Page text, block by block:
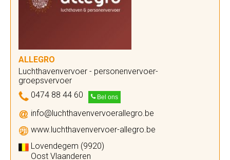
ALLEGRO
Luchthavenvervoer - personenvervoer-
groepsvervoer
0474 88 44 60
Bel ons
info@luchthavenvervoerallegro.be
www.luchthavenvervoer-allegro.be
Lovendegem (9920)
Oost Vlaanderen